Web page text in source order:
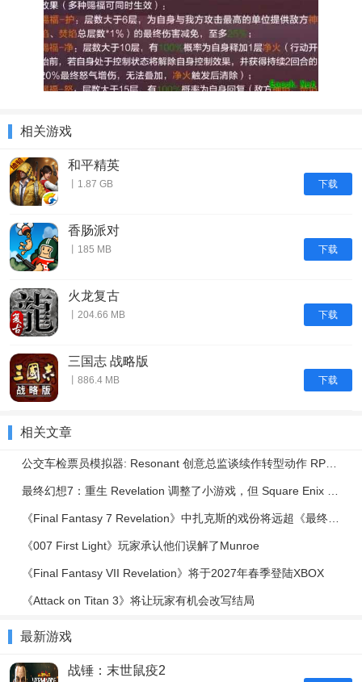
相关游戏
下载
和平精英
丨1.87 GB
下载
香肠派对
丨185 MB
下载
火龙复古
丨204.66 MB
下载
三国志 战略版
丨886.4 MB
相关文章
《007 First Light》玩家承认他们误解了Munroe
《Final Fantasy VII Revelation》将于2027年春季登陆XBOX
《Attack on Titan 3》将让玩家有机会改写结局
最新游戏
战锤：末世鼠疫2